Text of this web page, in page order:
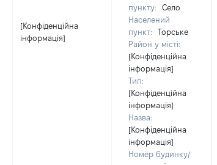
[Конфіденційна
інформація]
пункту:
Село
Населений
пункт:
Торське
Район у місті:
[Конфіденційна
інформація]
Тип:
[Конфіденційна
інформація]
Назва:
[Конфіденційна
інформація]
Номер будинку/